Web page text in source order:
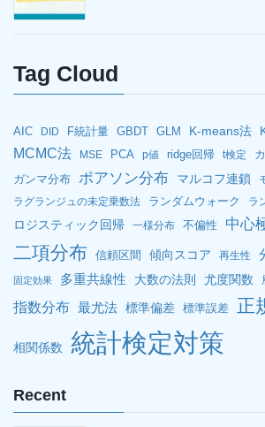
Tag Cloud
AIC DID F統計量 GBDT GLM K-means法
MCMC法 MSE PCA p値 ridge回帰 t検定
ガンマ分布 ポアソン分布 マルコフ連鎖
ラグランジュの未定乗数法
ランダムウォーク ラ
ロジスティック回帰 一様分布 不偏性 中心
二項分布 信頼区間 傾向スコア 再生性
固定効果 多重共線性 大数の法則 尤度関数
指数分布 最尤法 標準偏差 標準誤差 正
相関係数 統計検定対策
Recent